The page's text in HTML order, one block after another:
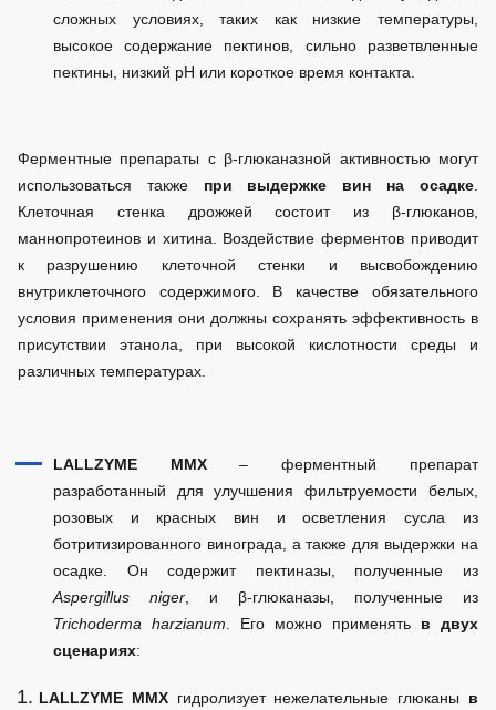
сложных условиях, таких как низкие температуры,
высокое содержание пектинов, сильно разветвленные
пектины, низкий pH или короткое время контакта.
Ферментные препараты с β-глюканазной активностью могут
использоваться также при выдержке вин на осадке.
Клеточная стенка дрожжей состоит из β-глюканов,
маннопротеинов и хитина. Воздействие ферментов приводит
к разрушению клеточной стенки и высвобождению
внутриклеточного содержимого. В качестве обязательного
условия применения они должны сохранять эффективность в
присутствии этанола, при высокой кислотности среды и
различных температурах.
LALLZYME MMX– ферментный препарат
разработанный для улучшения фильтруемости белых,
розовых и красных вин и осветления сусла из
ботритизированного винограда, а также для выдержки на
осадке. Он содержит пектиназы, полученные из
Aspergillus
niger, и β-глюканазы, полученные из
Trichoderma
harzianum . Его можно применять в двух
сценариях:
LALLZYME MMXгидролизует нежелательные глюканы в